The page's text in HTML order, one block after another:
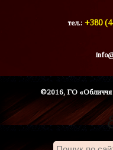
тел.: +380
©2016, ГО «Обличчя